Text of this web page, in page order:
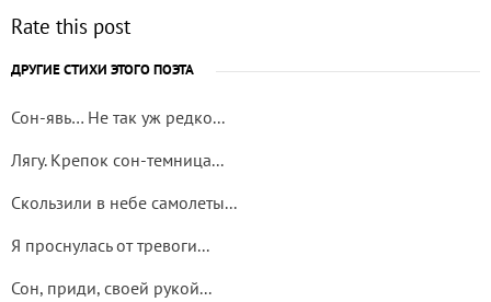
Rate this post
ДРУГИЕ СТИХИ ЭТОГО ПОЭТА
Сон-явь… Не так уж редко...
Лягу. Крепок сон-темница...
Скользили в небе самолеты...
Я проснулась от тревоги...
Сон, приди, своей рукой...